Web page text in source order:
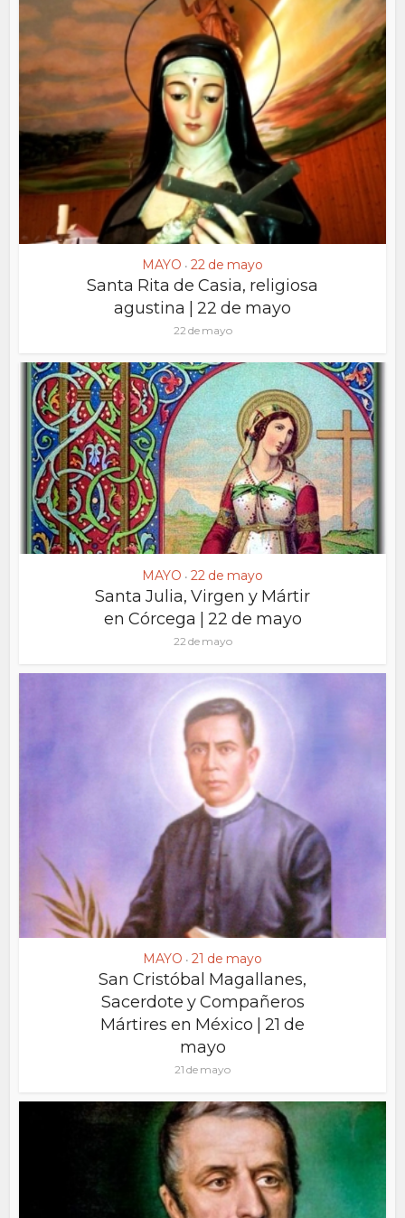
MAYO • 22 de mayo
Santa Rita de Casia, religiosa
agustina | 22 de mayo
22 de mayo
MAYO • 22 de mayo
Santa Julia, Virgen y Mártir
en Córcega | 22 de mayo
22 de mayo
MAYO • 21 de mayo
San Cristóbal Magallanes,
Sacerdote y Compañeros
Mártires en México | 21 de
mayo
21 de mayo